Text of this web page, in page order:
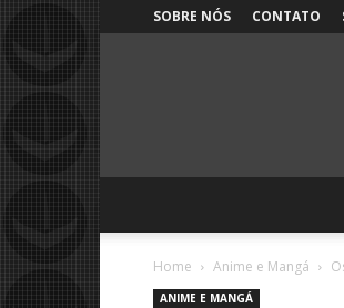
SOBRE NÓS CONTATO
Home Anime e Mangá
ANIME E MANGÁ